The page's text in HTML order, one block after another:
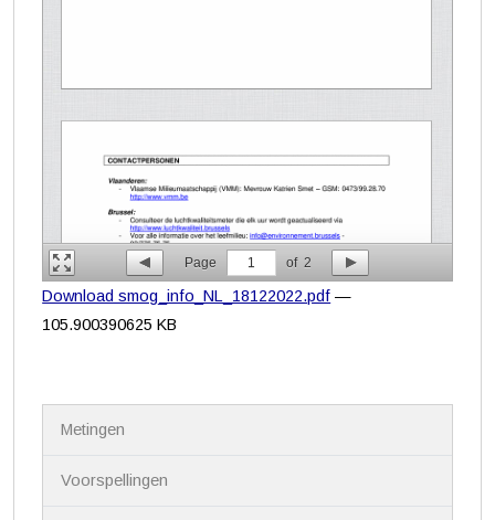
Page 1 of 2
Download smog_info_NL_18122022.pdf —
105.900390625 KB
Metingen
Voorspellingen